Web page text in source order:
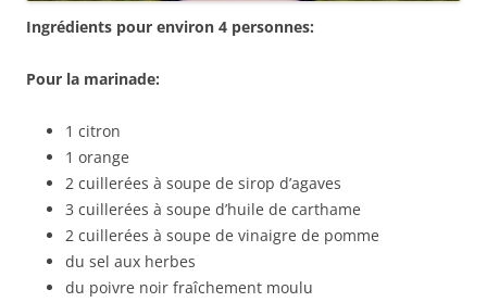
Ingrédients pour environ 4 personnes:
Pour la marinade:
1 citron
1 orange
2 cuillerées à soupe de sirop d’agaves
3 cuillerées à soupe d’huile de carthame
2 cuillerées à soupe de vinaigre de pomme
du sel aux herbes
du poivre noir fraîchement moulu